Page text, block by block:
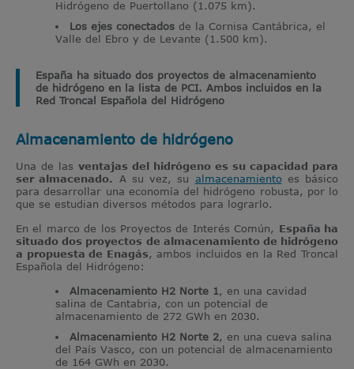
Hidrógeno de Puertollano (1.075 km).
Los ejes conectados de la Cornisa Cantábrica, el
Valle del Ebro y de Levante (1.500 km).
España ha situado dos proyectos de almacenamiento
de hidrógeno en la lista de PCI. Ambos incluidos en la
Red Troncal Española del Hidrógeno
Almacenamiento de hidrógeno
Una de las ventajas del hidrógeno es su capacidad para
ser almacenado. A su vez, su almacenamiento es básico
para desarrollar una economía del hidrógeno robusta, por lo
que se estudian diversos métodos para lograrlo.
En el marco de los Proyectos de Interés Común, España ha
situado dos proyectos de almacenamiento de hidrógeno
a propuesta de Enagás, ambos incluidos en la Red Troncal
Española del Hidrógeno:
Almacenamiento H2 Norte 1, en una cavidad
salina de Cantabria, con un potencial de
almacenamiento de 272 GWh en 2030.
Almacenamiento H2 Norte 2, en una cueva salina
del País Vasco, con un potencial de almacenamiento
de 164 GWh en 2030.